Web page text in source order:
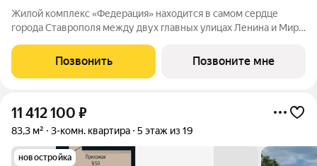
Жилой комплекс «Федерация» находится в самом сердце
города Ставрополя между двух главных улицах Ленина и Мира,
Доваторцев. Зеленый двор способен придать новый уровень
качеству жизни, а его хозяину
Позвонить Позвоните мне
11 412 100 ₽
83,3 м² 3-комн. квартира 5 этаж из 19
новостройка